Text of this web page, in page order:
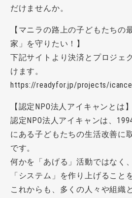
だけませんか。
【マニラの路上の子どもたちの
家」を守りたい！】
下記サイトより決済とプロジェ
けます。
https://readyfor.jp/projects/
【認定NPO法人アイキャンとは】
認定NPO法人アイキャンは、
にある子どもたちの生活改善に
です。
何かを「あげる」活動ではなく
「システム」を作り上げること
これからも、多くの人々や組織